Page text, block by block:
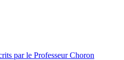
par le Professeur Choron